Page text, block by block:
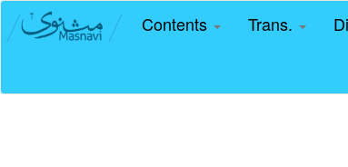
Contents Trans.